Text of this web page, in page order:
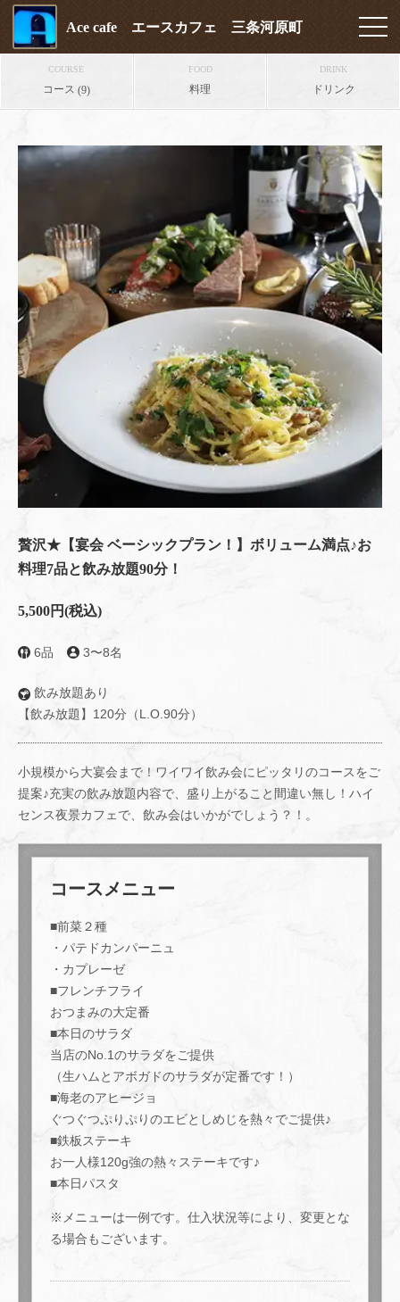
Ace cafe エースカフェ 三条河原町
COURSE
コース (9)
FOOD
料理
DRINK
ドリンク
贅沢★【宴会 ベーシックプラン！】ボリューム満点♪お
料理7品と飲み放題90分！
5,500円(税込)
6品 3〜8名
飲み放題あり
【飲み放題】120分（L.O.90分）
小規模から大宴会まで！ワイワイ飲み会にピッタリのコースをご
提案♪充実の飲み放題内容で、盛り上がること間違い無し！ハイ
センス夜景カフェで、飲み会はいかがでしょう？！。
コースメニュー
■前菜２種
・パテドカンパーニュ
・カプレーゼ
■フレンチフライ
おつまみの大定番
■本日のサラダ
当店のNo.1のサラダをご提供
（生ハムとアボガドのサラダが定番です！）
■海老のアヒージョ
ぐつぐつぷりぷりのエビとしめじを熱々でご提供♪
■鉄板ステーキ
お一人様120g強の熱々ステーキです♪
■本日パスタ
※メニューは一例です。仕入状況等により、変更とな
る場合もございます。